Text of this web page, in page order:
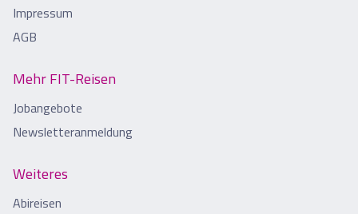
Impressum
AGB
Mehr FIT-Reisen
Jobangebote
Newsletteranmeldung
Weiteres
Abireisen